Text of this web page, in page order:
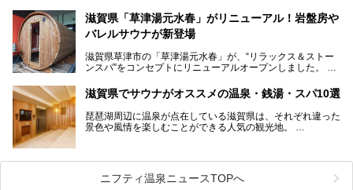
この記事は北近江リゾート 天然温泉 北近江の湯のPR記事で
す。
ープン。湖からそよぐ爽やかな風を感じながらサウナと温泉
が楽しめます。
を打てるのも醍醐味の一つ。そして、若女将はなんと「元ア
イドル」の現役アーティスト。音楽スタジオまで備えたユニ
滋賀県「草津湯元水春」がリニューアル！岩盤房や
バレルサウナが新登場
滋賀県草津市の「草津湯元水春」が、“リラックス＆ストー
ンスパ”をコンセプトにリニューアルオープンしました。
たほか、岩盤房やバレルサウナも新設されました。さらに地
産地消をテーマにしたレストランメニューもパワーアップ。
今回新しくなった「草津湯元水春」の魅力を余すところなく
紹介します。
滋賀県でサウナがオススメの温泉・銭湯・スパ10選
琵琶湖周辺に温泉が点在している滋賀県は、それぞれ違った
景色や風情を楽しむことができる人気の観光地。
旅行やお出かけのついではもちろん、近隣にお住いの方はぜ
ひ気軽に立ち寄ってみてくださいね。
ニフティ温泉ニュースTOPへ